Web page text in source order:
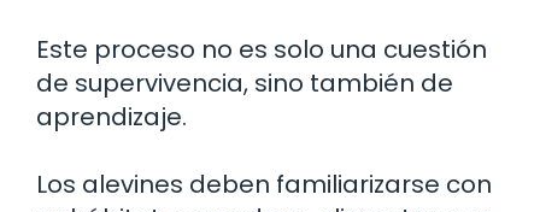
Este proceso no es solo una cuestión
de supervivencia, sino también de
aprendizaje.
Los alevines deben familiarizarse con